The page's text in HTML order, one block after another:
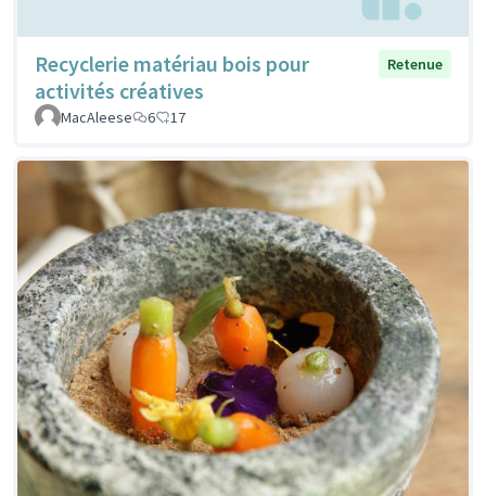
Recyclerie matériau bois pour
activités créatives
Retenue
MacAleese 6 17